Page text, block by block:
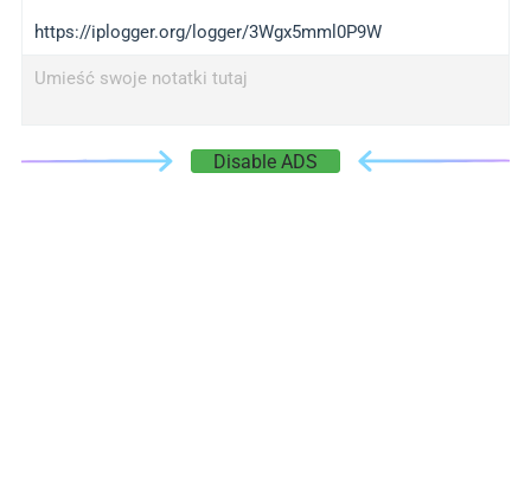
https://iplogger.org/logger/3Wgx5mml0P9W
Umieść swoje notatki tutaj
Disable ADS